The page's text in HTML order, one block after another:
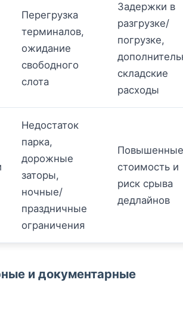
Перегрузка
терминалов,
ожидание
свободного
слота
Задержки в
разгрузке/
погрузке,
складские
расходы
Недостаток
парка,
дорожные
заторы,
ночные/
праздничные
ограничения
Повышенные
стоимость и
риск срыва
дедлайнов
и документарные